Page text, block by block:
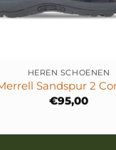
HEREN SCHOENEN
Sandspur 2
€95,00